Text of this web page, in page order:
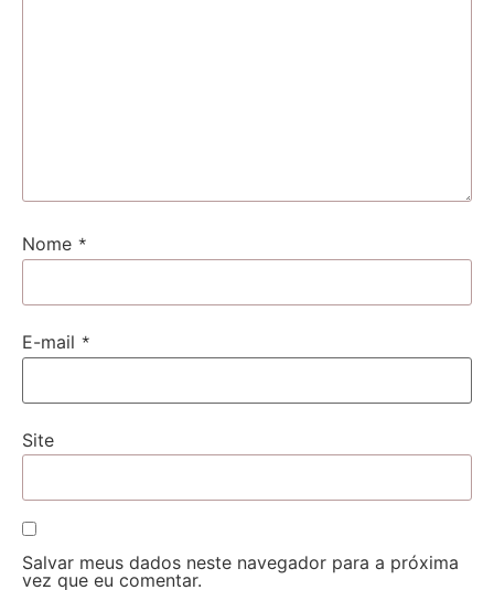
Nome *
E-mail *
Site
Salvar meus dados neste navegador para a próxima
vez que eu comentar.